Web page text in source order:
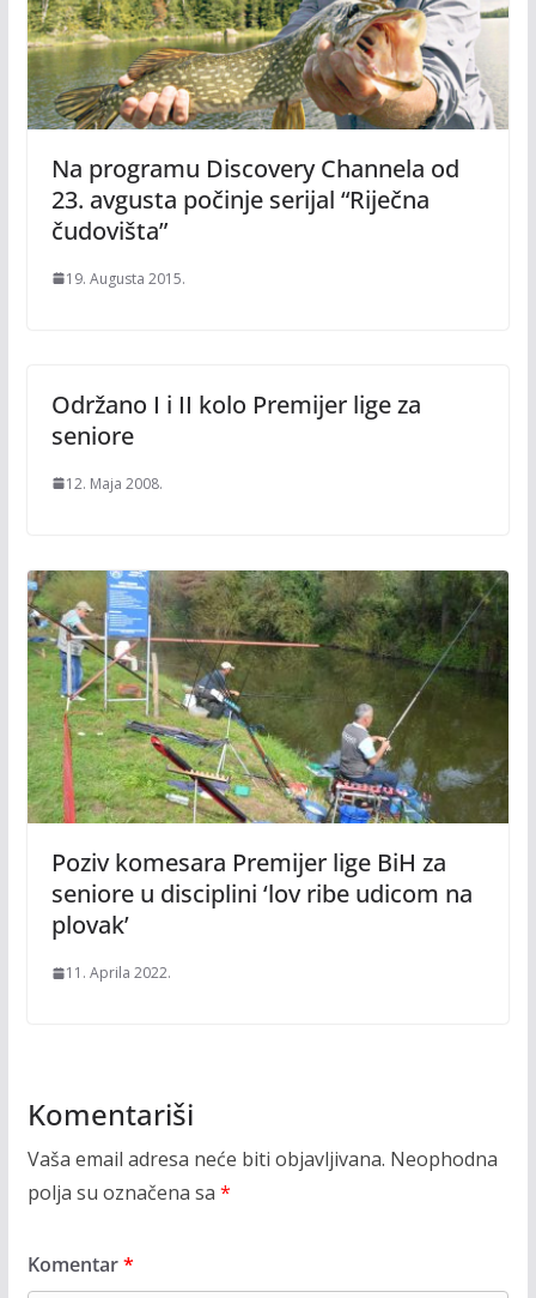
Na programu Discovery Channela od
23. avgusta počinje serijal “Riječna
čudovišta”
19. Augusta 2015.
Održano I i II kolo Premijer lige za
seniore
12. Maja 2008.
Poziv komesara Premijer lige BiH za
seniore u disciplini ‘lov ribe udicom na
plovak’
11. Aprila 2022.
Komentariši
Vaša email adresa neće biti objavljivana. Neophodna
polja su označena sa *
Komentar*